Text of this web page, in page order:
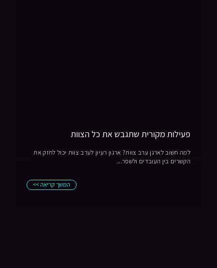
פעילות מקורית שתגבש את כל הצוות
למה חשוב לארגן ערב צוות? ארגון רעיון לערב צוות יכול לחזק את
הקשרים בין העובדים ולשפר...
המשך קריאה >>